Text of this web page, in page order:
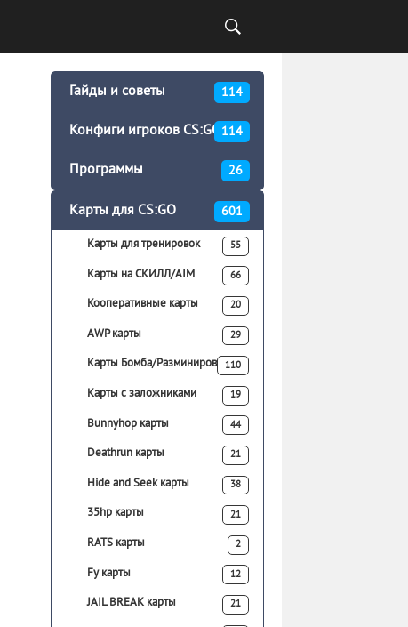
Гайды и советы 114
Конфиги игроков CS:GO 114
Программы 26
Карты для CS:GO 601
Карты для тренировок 55
Карты на СКИЛЛ/AIM 66
Кооперативные карты 20
AWP карты 29
Карты Бомба/Разминирование
110
Карты с заложниками 19
Bunnyhop карты 44
Deathrun карты 21
Hide and Seek карты 38
35hp карты 21
RATS карты 2
Fy карты 12
JAIL BREAK карты 21